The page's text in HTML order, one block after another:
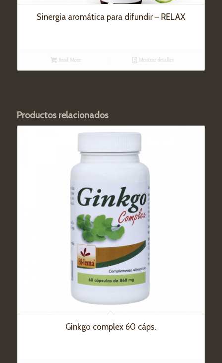
Sinergia aromática para difundir – RELAX
Read More Mostrar detalles
Productos relacionados
Ginkgo complex 60 cáps.